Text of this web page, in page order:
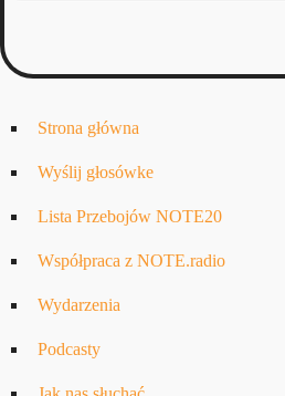
Strona główna
Wyślij głosówke
Lista Przebojów NOTE20
Współpraca z NOTE.radio
Wydarzenia
Podcasty